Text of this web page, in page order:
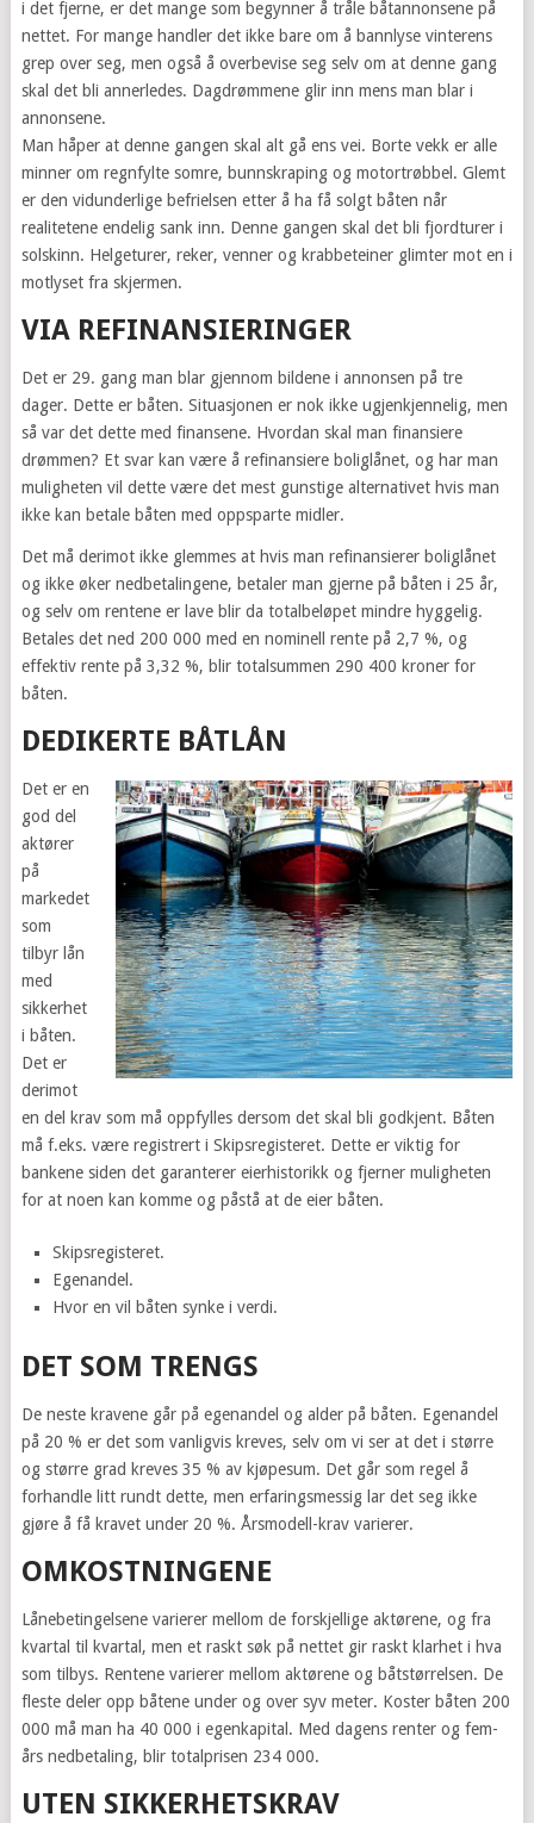
i det fjerne, er det mange som begynner å tråle båtannonsene på
nettet. For mange handler det ikke bare om å bannlyse vinterens
grep over seg, men også å overbevise seg selv om at denne gang
skal det bli annerledes. Dagdrømmene glir inn mens man blar i
annonsene.
Man håper at denne gangen skal alt gå ens vei. Borte vekk er alle
minner om regnfylte somre, bunnskraping og motortrøbbel. Glemt
er den vidunderlige befrielsen etter å ha få solgt båten når
realitetene endelig sank inn. Denne gangen skal det bli fjordturer i
solskinn. Helgeturer, reker, venner og krabbeteiner glimter mot en i
motlyset fra skjermen.
VIA REFINANSIERINGER
Det er 29. gang man blar gjennom bildene i annonsen på tre
dager. Dette er båten. Situasjonen er nok ikke ugjenkjennelig, men
så var det dette med finansene. Hvordan skal man finansiere
drømmen? Et svar kan være å refinansiere boliglånet, og har man
muligheten vil dette være det mest gunstige alternativet hvis man
ikke kan betale båten med oppsparte midler.
Det må derimot ikke glemmes at hvis man refinansierer boliglånet
og ikke øker nedbetalingene, betaler man gjerne på båten i 25 år,
og selv om rentene er lave blir da totalbeløpet mindre hyggelig.
Betales det ned 200 000 med en nominell rente på 2,7 %, og
effektiv rente på 3,32 %, blir totalsummen 290 400 kroner for
båten.
DEDIKERTE BÅTLÅN
Det er en
god del
aktører
på
markedet
som
tilbyr lån
med
sikkerhet
i båten.
Det er
derimot
en del krav som må oppfylles dersom det skal bli godkjent. Båten
må f.eks. være registrert i Skipsregisteret. Dette er viktig for
bankene siden det garanterer eierhistorikk og fjerner muligheten
for at noen kan komme og påstå at de eier båten.
Skipsregisteret.
Egenandel.
Hvor en vil båten synke i verdi.
DET SOM TRENGS
De neste kravene går på egenandel og alder på båten. Egenandel
på 20 % er det som vanligvis kreves, selv om vi ser at det i større
og større grad kreves 35 % av kjøpesum. Det går som regel å
forhandle litt rundt dette, men erfaringsmessig lar det seg ikke
gjøre å få kravet under 20 %. Årsmodell-krav varierer.
OMKOSTNINGENE
Lånebetingelsene varierer mellom de forskjellige aktørene, og fra
kvartal til kvartal, men et raskt søk på nettet gir raskt klarhet i hva
som tilbys. Rentene varierer mellom aktørene og båtstørrelsen. De
fleste deler opp båtene under og over syv meter. Koster båten 200
000 må man ha 40 000 i egenkapital. Med dagens renter og fem-
års nedbetaling, blir totalprisen 234 000.
UTEN SIKKERHETSKRAV